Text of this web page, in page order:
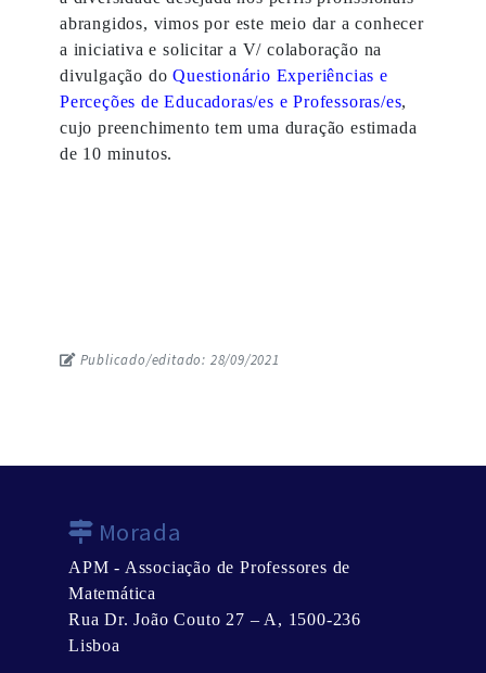
abrangidos, vimos por este meio dar a conhecer
a iniciativa e solicitar a V/ colaboração na
divulgação doQuestionário Experiências e
Perceções de Educadoras/es e Professoras/es,
cujo preenchimento tem uma duração estimada
de 10 minutos.
Publicado/editado: 28/09/2021
Morada
APM - Associação de Professores de
Matemática
Rua Dr. João Couto 27 – A, 1500-236
Lisboa